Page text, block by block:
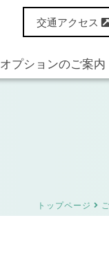
オプションのご案内
交通アクセス
トップページ